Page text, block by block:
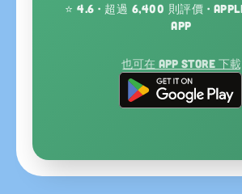
⭐ 4.6 · 超過 6,400 則評價 ·
App
也可在 App Store 下載